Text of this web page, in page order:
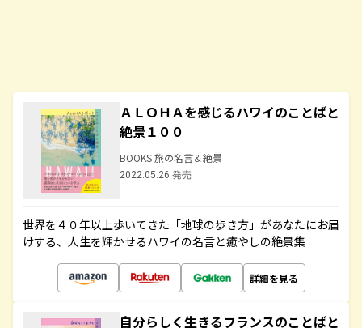
ＡＬＯＨＡを感じるハワイのことばと
絶景１００
BOOKS 旅の名言＆絶景
2022.05.26 発売
世界を４０年以上歩いてきた「地球の歩き方」があなたにお届
けする、人生を輝かせるハワイの名言と癒やしの絶景集
詳細を見る
自分らしく生きるフランスのことばと